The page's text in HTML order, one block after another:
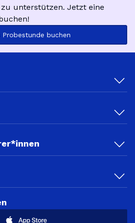
unterstützen. Jetzt eine
Probestunde buchen